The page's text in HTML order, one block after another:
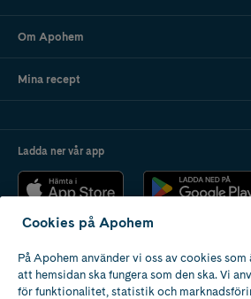
Om Apohem
Mina recept
Ladda ner vår app
Apotek med tillstånd
av Läkemedelsverket
Cookies på Apohem
På Apohem använder vi oss av cookies
att hemsidan ska fungera som den ska. Vi
för funktionalitet, statistik och